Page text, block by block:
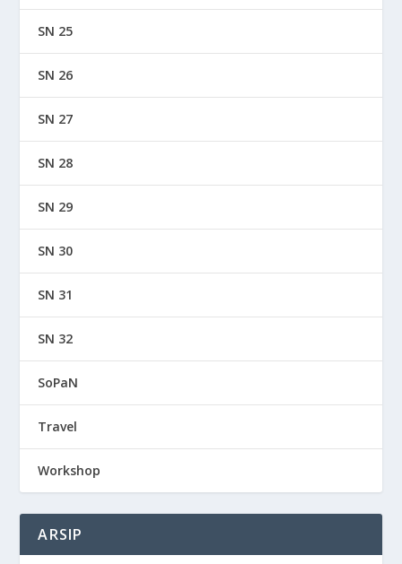
SN 25
SN 26
SN 27
SN 28
SN 29
SN 30
SN 31
SN 32
SoPaN
Travel
Workshop
ARSIP